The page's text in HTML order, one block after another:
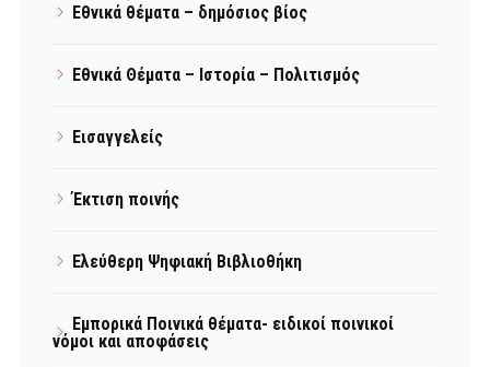
Εθνικά θέματα – δημόσιος βίος
Εθνικά Θέματα – Ιστορία – Πολιτισμός
Εισαγγελείς
Έκτιση ποινής
Ελεύθερη Ψηφιακή Βιβλιοθήκη
Εμπορικά Ποινικά θέματα- ειδικοί ποινικοί
νόμοι και αποφάσεις